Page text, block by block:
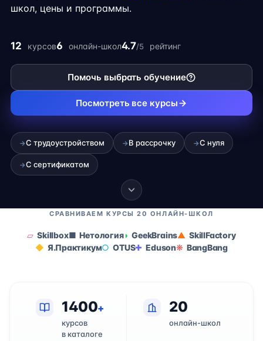
Гибкий формат занятий позволяет совмещать
школ, цены и программы.
12 курсов6 онлайн-школ4.7/5 рейтинг
Помочь выбрать обучение
Посмотреть все курсы
→С трудоустройством →В рассрочку →С нуля
→С сертификатом
СРАВНИВАЕМ КУРСЫ 20 ОНЛАЙН-ШКОЛ
Skillbox Нетология GeekBrains
SkillFactory
Я.Практикум
OTUS Eduson BangBang
1400+
курсов
в каталоге
20
онлайн-школ